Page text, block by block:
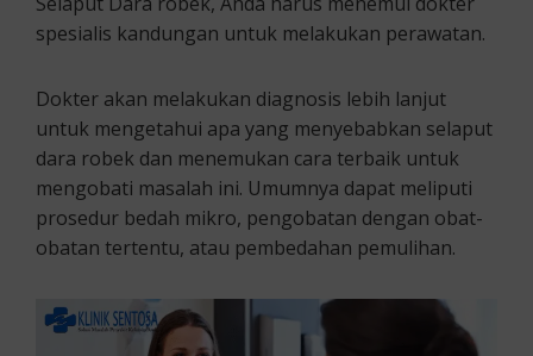
spesialis kandungan untuk melakukan perawatan.
Dokter akan melakukan diagnosis lebih lanjut
untuk mengetahui apa yang menyebabkan selaput
dara robek dan menemukan cara terbaik untuk
mengobati masalah ini. Umumnya dapat meliputi
prosedur bedah mikro, pengobatan dengan obat-
obatan tertentu, atau pembedahan pemulihan.